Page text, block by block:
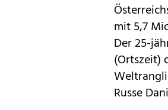
mit 5,7
Der 25-
(Ortszeit)
Russe